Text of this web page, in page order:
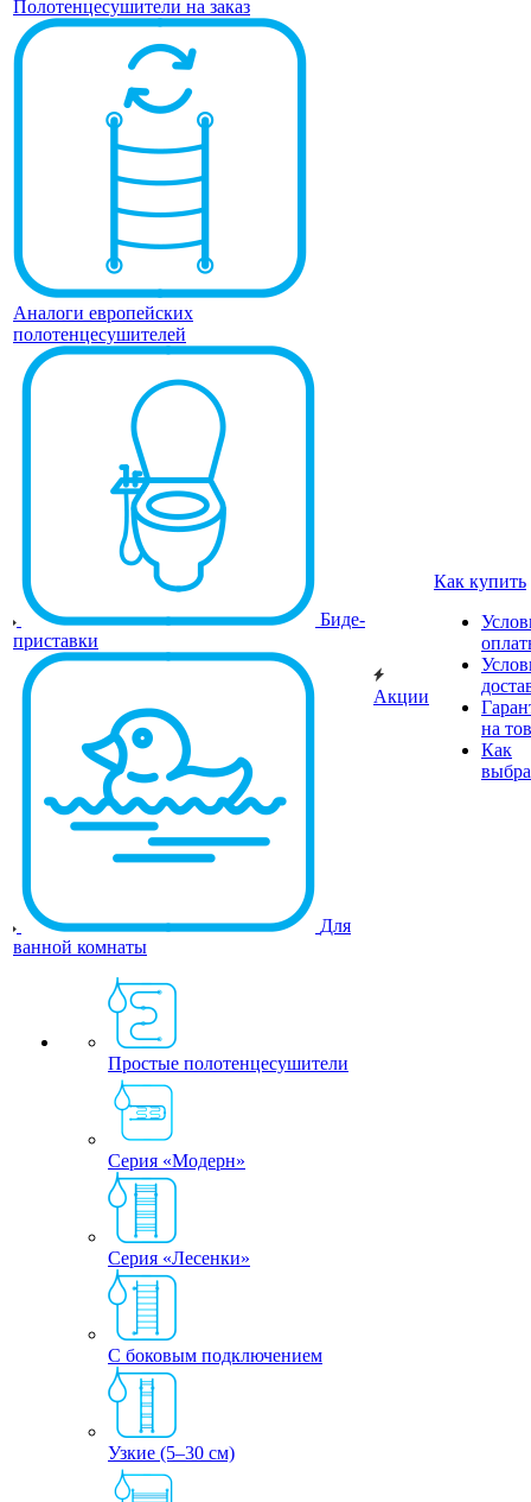
Полотенцесушители на заказ
Аналоги европейских
полотенцесушителей
Биде-
приставки
Для
ванной комнаты
Простые полотенцесушители
Серия «Модерн»
Серия «Лесенки»
С боковым подключением
Узкие (5–30 см)
Акции
Как купить
на
Как